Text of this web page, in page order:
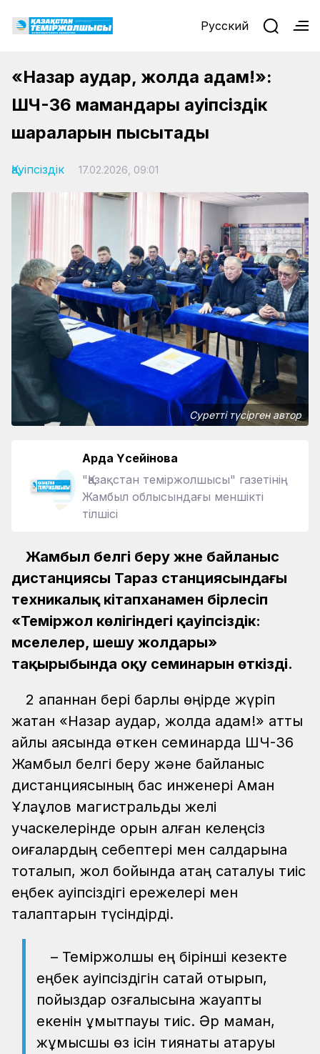
Русский
«Назар аудар, жолда адам!»:
ШЧ-36 мамандары қауіпсіздік
шараларын пысықтады
Қауіпсіздік 17.02.2026, 09:01
Суретті түсірген автор
Ардақ Үсейінова
"Қазақстан теміржолшысы" газетінің
Жамбыл облысындағы меншікті
тілшісі
Жамбыл белгі беру және байланыс
дистанциясы Тараз станциясындағы
техникалық кітапханамен бірлесіп
«Теміржол көлігіндегі қауіпсіздік:
мәселелер, шешу жолдары»
тақырыбында оқу семинарын өткізді.
2 ақпаннан бері барлық өңірде жүріп
жатқан «Назар аудар, жолда адам!» атты
айлық аясында өткен семинарда ШЧ-36
Жамбыл белгі беру және байланыс
дистанциясының бас инженері Аман
Ұлақұлов магистральдық желі
учаскелерінде орын алған келеңсіз
оқиғалардың себептері мен салдарына
тоқталып, жол бойында қатаң сақталуы тиіс
еңбек қауіпсіздігі ережелері мен
талаптарын түсіндірді.
– Теміржолшы ең бірінші кезекте
еңбек қауіпсіздігін сақтай отырып,
пойыздар қозғалысына жауапты
екенін ұмытпауы тиіс. Әр маман,
жұмысшы өз ісін тиянақты атқаруы